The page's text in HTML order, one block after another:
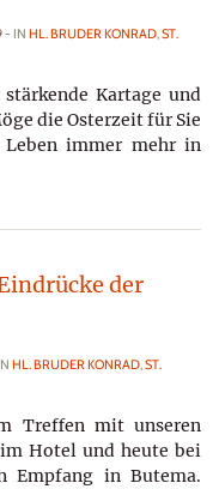
- IN HL. BRUDER KONRAD,ST.
Kartage und
die Osterzeit für Sie
immer mehr in
der
HL. BRUDER KONRAD,ST.
Treffen mit unseren
Hotel und heute bei
Empfang in Butema.